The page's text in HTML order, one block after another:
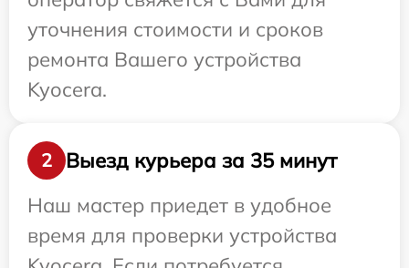
уточнения стоимости и сроков
ремонта Вашего устройства
Kyocera.
2
Выезд курьера за 35 минут
Наш мастер приедет в удобное
время для проверки устройства